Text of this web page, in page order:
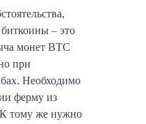
– это
монет BTC
при
Необходимо
ферму из
тому же нужно